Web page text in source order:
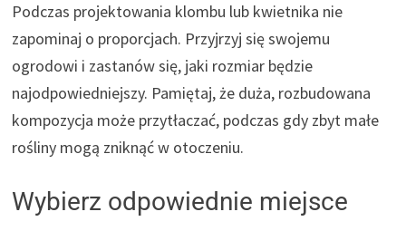
Podczas projektowania klombu lub kwietnika nie
zapominaj o proporcjach. Przyjrzyj się swojemu
ogrodowi i zastanów się, jaki rozmiar będzie
najodpowiedniejszy. Pamiętaj, że duża, rozbudowana
kompozycja może przytłaczać, podczas gdy zbyt małe
rośliny mogą zniknąć w otoczeniu.
Wybierz odpowiednie miejsce